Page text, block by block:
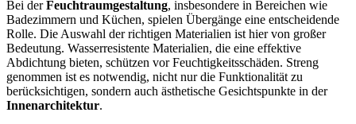
Bei derFeuchtraumgestaltung, insbesondere in Bereichen wie
Badezimmern und Küchen, spielen Übergänge eine entscheidende
Rolle. Die Auswahl der richtigen Materialien ist hier von großer
Bedeutung. Wasserresistente Materialien, die eine effektive
Abdichtung bieten, schützen vor Feuchtigkeitsschäden. Streng
genommen ist es notwendig, nicht nur die Funktionalität zu
berücksichtigen, sondern auch ästhetische Gesichtspunkte in der
Innenarchitektur.